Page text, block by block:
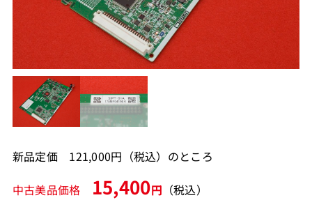
新品定価 121,000円（税込）のところ
中古美品価格 15,400円 （税込）